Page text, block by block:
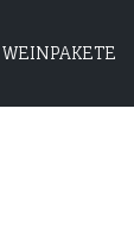
WEINPAKETE
HOME